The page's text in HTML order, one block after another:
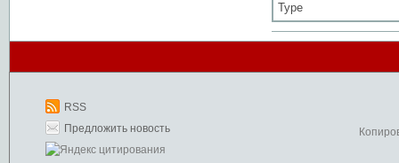
Type
RSS
Предложить новость